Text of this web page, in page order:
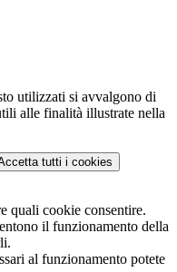
utilizzati si avvalgono di
alle finalità illustrate nella
tutti i cookies
quali cookie consentire.
il funzionamento della
al funzionamento potete